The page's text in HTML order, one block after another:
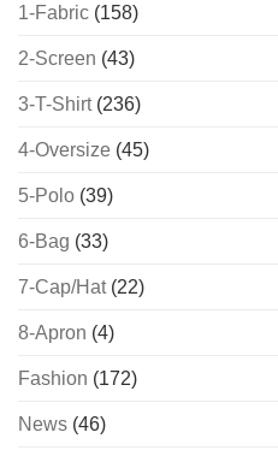
1-Fabric (158)
2-Screen (43)
3-T-Shirt(236)
4-Oversize (45)
5-Polo (39)
6-Bag (33)
7-Cap/Hat(22)
8-Apron (4)
Fashion (172)
News (46)